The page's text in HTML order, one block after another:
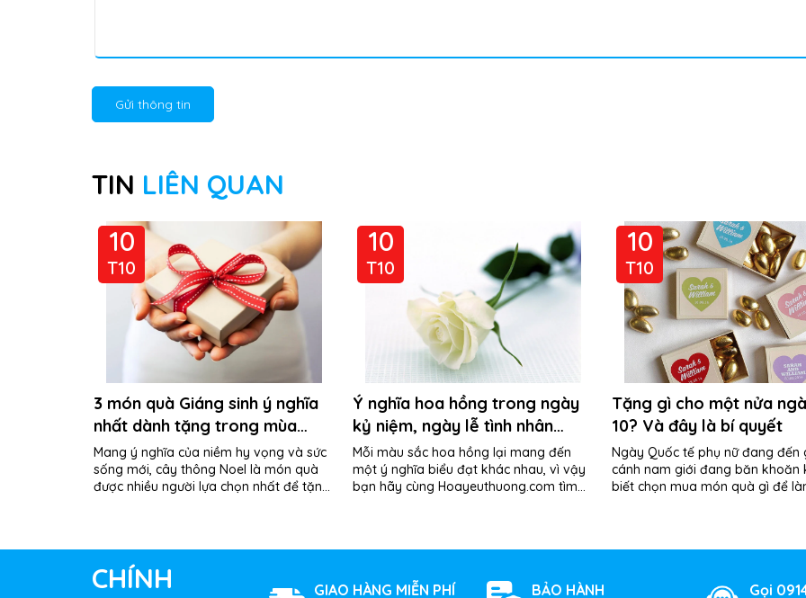
Gửi thông tin
TIN LIÊN QUAN
10
T10
3 món quà Giáng sinh ý nghĩa
nhất dành tặng trong mùa
Noel 14/12/2023
Mang ý nghĩa của niềm hy vọng và sức
sống mới, cây thông Noel là món quà
được nhiều người lựa chọn nhất để tặng
10
T10
Ý nghĩa hoa hồng trong ngày
kỷ niệm, ngày lễ tình nhân
2023
Mỗi màu sắc hoa hồng lại mang đến
một ý nghĩa biểu đạt khác nhau, vì vậy
bạn hãy cùng Hoayeuthuong.com tìm
10
T10
Tặng gì cho một nửa
10? Và đây là bí quyết
Ngày Quốc tế phụ nữ đang đến
cánh nam giới đang băn khoăn
biết chọn mua món quà gì để
CHÍNH GIAO HÀNG MIỄN PHÍ BẢO HÀNH Gọi